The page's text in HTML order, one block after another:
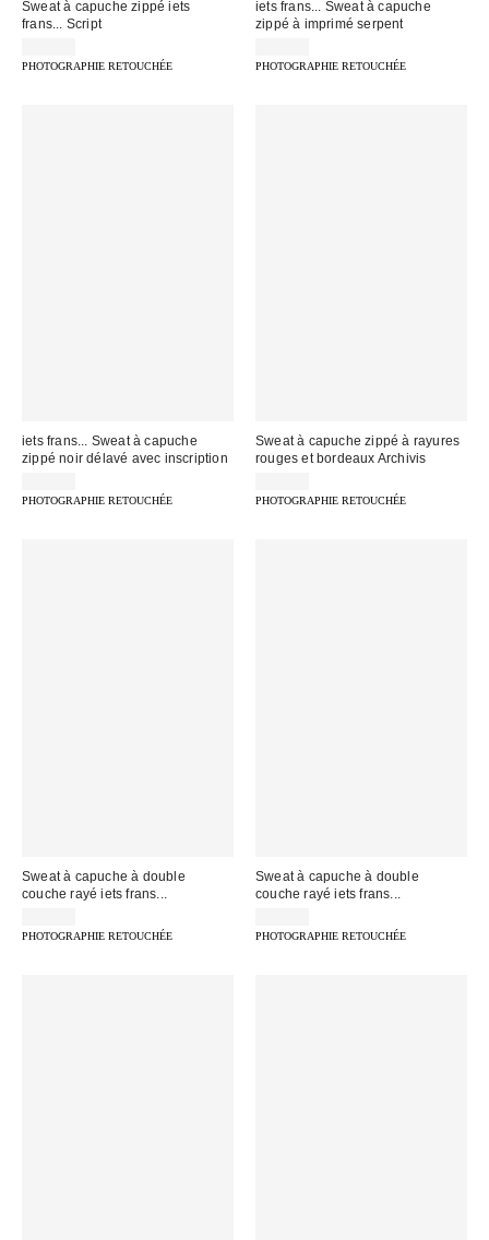
Sweat à capuche zippé iets
frans... Script
PHOTOGRAPHIE RETOUCHÉE
iets frans... Sweat à capuche
zippé à imprimé serpent
PHOTOGRAPHIE RETOUCHÉE
iets frans... Sweat à capuche
zippé noir délavé avec inscription
PHOTOGRAPHIE RETOUCHÉE
Sweat à capuche zippé à rayures
rouges et bordeaux Archivis
PHOTOGRAPHIE RETOUCHÉE
Sweat à capuche à double
couche rayé iets frans...
PHOTOGRAPHIE RETOUCHÉE
Sweat à capuche à double
couche rayé iets frans...
PHOTOGRAPHIE RETOUCHÉE